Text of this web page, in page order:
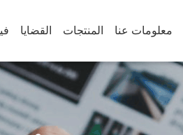
معلومات عنا المنتجات القضايا